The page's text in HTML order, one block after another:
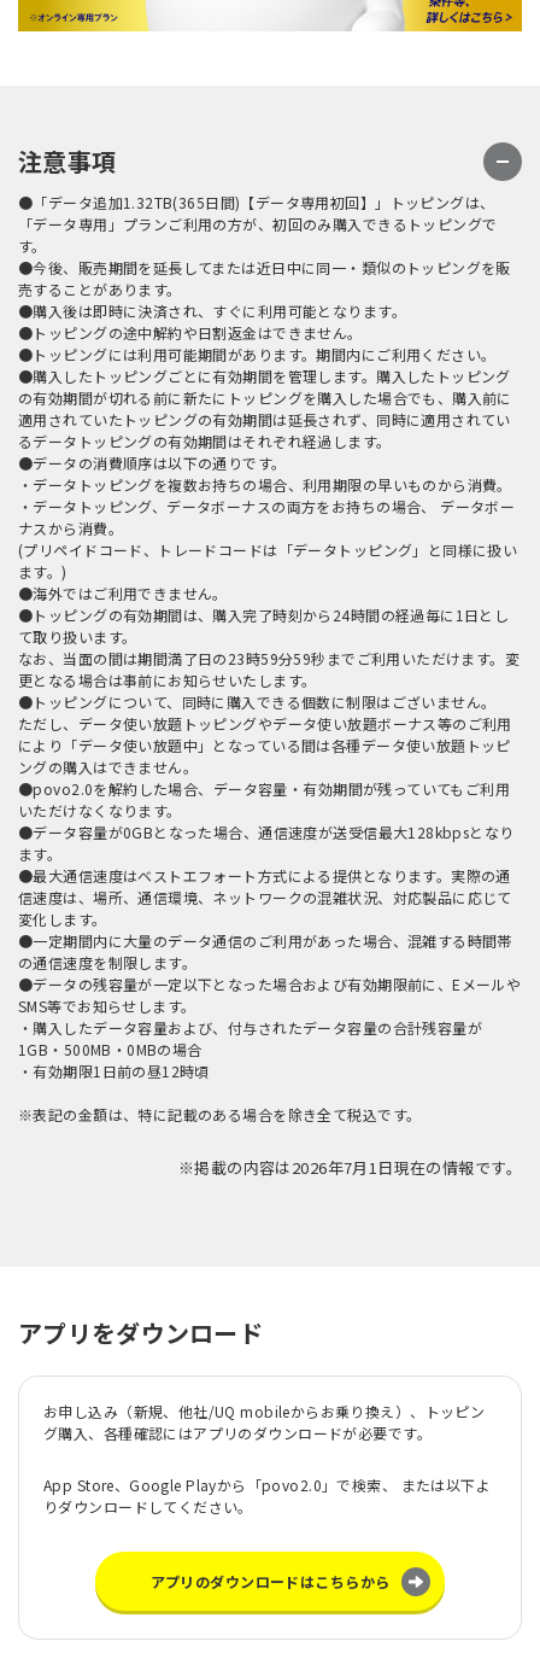
注意事項
●「データ追加1.32TB(365日間)【データ専用初回】」トッピングは、
「データ専用」プランご利用の方が、初回のみ購入できるトッピングで
す。
●今後、販売期間を延長してまたは近日中に同一・類似のトッピングを販
売することがあります。
●購入後は即時に決済され、すぐに利用可能となります。
●トッピングの途中解約や日割返金はできません。
●トッピングには利用可能期間があります。期間内にご利用ください。
●購入したトッピングごとに有効期間を管理します。購入したトッピング
の有効期間が切れる前に新たにトッピングを購入した場合でも、購入前に
適用されていたトッピングの有効期間は延長されず、同時に適用されてい
るデータトッピングの有効期間はそれぞれ経過します。
●データの消費順序は以下の通りです。
・データトッピングを複数お持ちの場合、利用期限の早いものから消費。
・データトッピング、データボーナスの両方をお持ちの場合、 データボー
ナスから消費。
(プリペイドコード、トレードコードは「データトッピング」と同様に扱い
ます。)
●海外ではご利用できません。
●トッピングの有効期間は、購入完了時刻から24時間の経過毎に1日とし
て取り扱います。
なお、当面の間は期間満了日の23時59分59秒までご利用いただけます。変
更となる場合は事前にお知らせいたします。
●トッピングについて、同時に購入できる個数に制限はございません。
ただし、データ使い放題トッピングやデータ使い放題ボーナス等のご利用
により「データ使い放題中」となっている間は各種データ使い放題トッピ
ングの購入はできません。
●povo2.0を解約した場合、データ容量・有効期間が残っていてもご利用
いただけなくなります。
●データ容量が0GBとなった場合、通信速度が送受信最大128kbpsとなり
ます。
●最大通信速度はベストエフォート方式による提供となります。実際の通
信速度は、場所、通信環境、ネットワークの混雑状況、対応製品に応じて
変化します。
●一定期間内に大量のデータ通信のご利用があった場合、混雑する時間帯
の通信速度を制限します。
●データの残容量が一定以下となった場合および有効期限前に、Eメールや
SMS等でお知らせします。
・購入したデータ容量および、付与されたデータ容量の合計残容量が
1GB・500MB・0MBの場合
・有効期限1日前の昼12時頃
※表記の金額は、特に記載のある場合を除き全て税込です。
※掲載の内容は2026年7月1日現在の情報です。
アプリをダウンロード
お申し込み（新規、他社/UQ mobileからお乗り換え）、トッピン
グ購入、各種確認にはアプリのダウンロードが必要です。
App Store、Google Playから「povo2.0」で検索、 または以下よ
りダウンロードしてください。
アプリのダウンロードはこちらから